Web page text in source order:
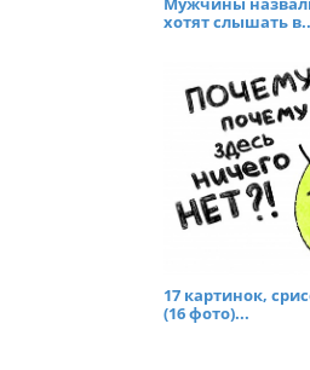
хотят слышать
17 картинок,
(16 фото)...